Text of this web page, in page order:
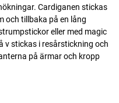
Cardiganen stickas
och tillbaka på en lång
eller med magic
v stickas i resårstickning och
på ärmar och kropp